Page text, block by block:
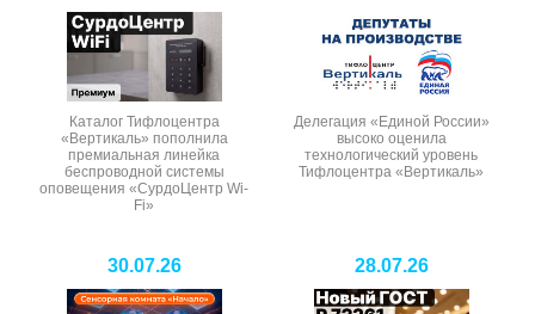
Каталог Тифлоцентра
«Вертикаль» пополнила
премиальная линейка
беспроводной системы
оповещения «СурдоЦентр Wi-
Fi»
Делегация «Единой России»
высоко оценила
технологический уровень
Тифлоцентра «Вертикаль»
30.07.26 28.07.26